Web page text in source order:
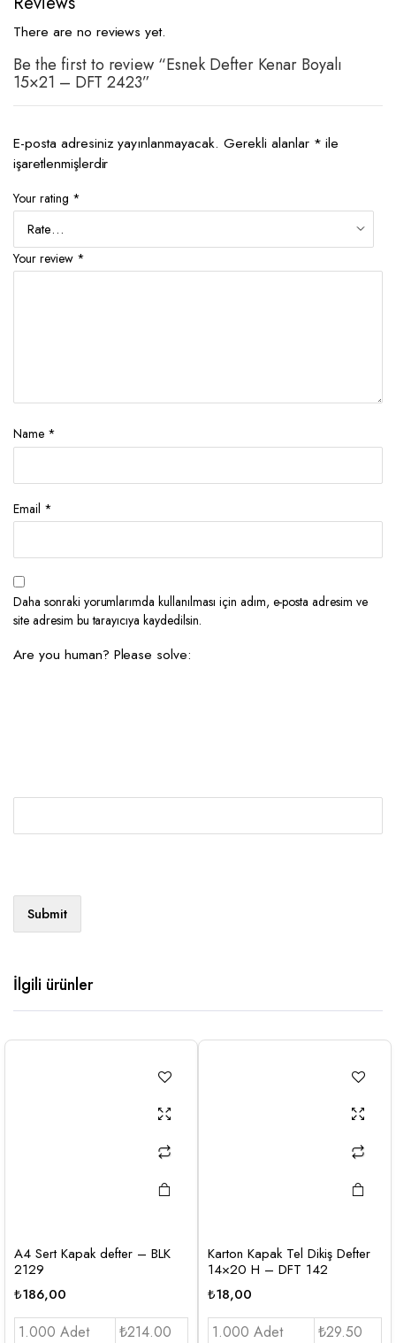
There are no reviews yet.
Be the first to review “Esnek Defter Kenar Boyalı
15×21 – DFT 2423”
E-posta adresiniz yayınlanmayacak. Gerekli alanlar * ile
işaretlenmişlerdir
Your rating *
Your review *
Name *
Email *
Daha sonraki yorumlarımda kullanılması için adım, e-posta adresim ve
site adresim bu tarayıcıya kaydedilsin.
Are you human? Please solve:
İlgili ürünler
A4 Sert Kapak defter – BLK
2129
₺186,00
1.000 Adet
₺214.00
Karton Kapak Tel Dikiş Defter
14×20 H – DFT 142
₺18,00
1.000 Adet
₺29.50